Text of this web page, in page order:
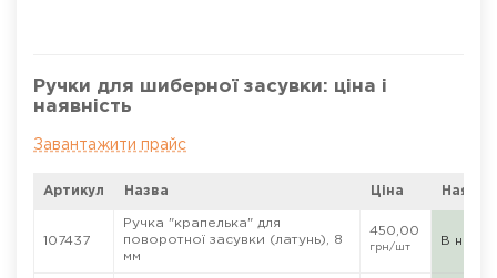
Ручки для шиберної засувки: ціна і
наявність
Завантажити прайс
Артикул Назва Ціна
107437
Ручка "крапелька" для
поворотної засувки (латунь), 8
мм
450,00
грн/шт
В